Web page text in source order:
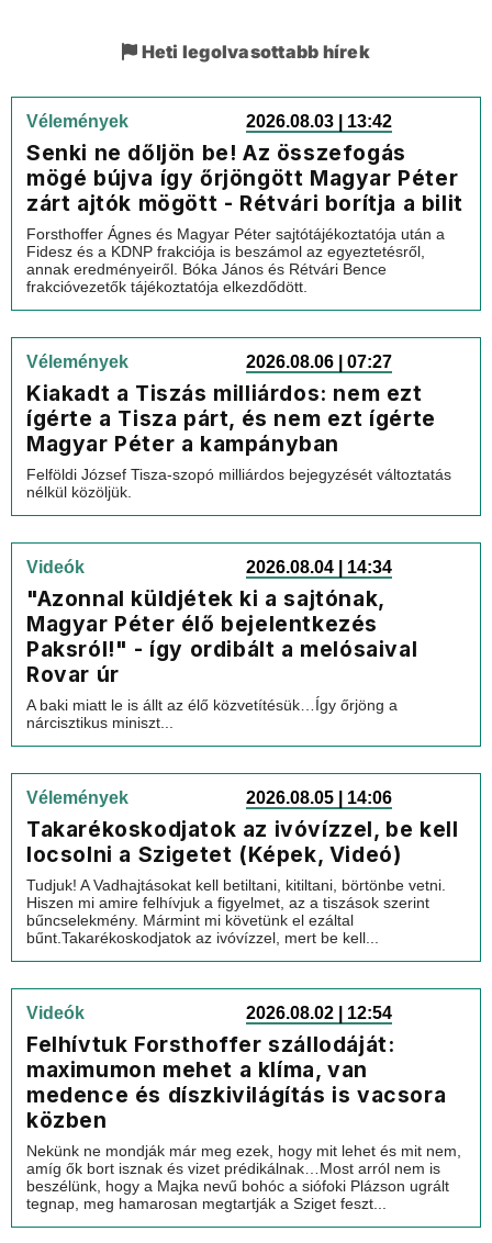
Heti legolvasottabb hírek
Vélemények 2026.08.03 | 13:42
Senki ne dőljön be! Az összefogás
mögé bújva így őrjöngött Magyar Péter
zárt ajtók mögött - Rétvári borítja a bilit
Forsthoffer Ágnes és Magyar Péter sajtótájékoztatója után a
Fidesz és a KDNP frakciója is beszámol az egyeztetésről,
annak eredményeiről. Bóka János és Rétvári Bence
frakcióvezetők tájékoztatója elkezdődött.
Vélemények 2026.08.06 | 07:27
Kiakadt a Tiszás milliárdos: nem ezt
ígérte a Tisza párt, és nem ezt ígérte
Magyar Péter a kampányban
Felföldi József Tisza-szopó milliárdos bejegyzését változtatás
nélkül közöljük.
Videók 2026.08.04 | 14:34
"Azonnal küldjétek ki a sajtónak,
Magyar Péter élő bejelentkezés
Paksról!" - így ordibált a melósaival
Rovar úr
A baki miatt le is állt az élő közvetítésük…Így őrjöng a
nárcisztikus miniszt...
Vélemények 2026.08.05 | 14:06
Takarékoskodjatok az ivóvízzel, be kell
locsolni a Szigetet (Képek, Videó)
Tudjuk! A Vadhajtásokat kell betiltani, kitiltani, börtönbe vetni.
Hiszen mi amire felhívjuk a figyelmet, az a tiszások szerint
bűncselekmény. Mármint mi követünk el ezáltal
bűnt.Takarékoskodjatok az ivóvízzel, mert be kell...
Videók 2026.08.02 | 12:54
Felhívtuk Forsthoffer szállodáját:
maximumon mehet a klíma, van
medence és díszkivilágítás is vacsora
közben
Nekünk ne mondják már meg ezek, hogy mit lehet és mit nem,
amíg ők bort isznak és vizet prédikálnak…Most arról nem is
beszélünk, hogy a Majka nevű bohóc a siófoki Plázson ugrált
tegnap, meg hamarosan megtartják a Sziget feszt...